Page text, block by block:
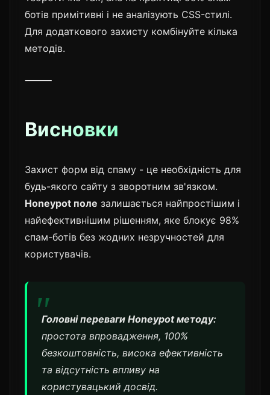
ботів примітивні і не аналізують CSS-стилі.
Для додаткового захисту комбінуйте кілька
методів.
⸻
Висновки
Захист форм від спаму - це необхідність для
будь-якого сайту з зворотним зв'язком.
Honeypot поле залишається найпростішим і
найефективнішим рішенням, яке блокує 98%
спам-ботів без жодних незручностей для
користувачів.
Головні переваги Honeypot методу:
простота впровадження, 100%
безкоштовність, висока ефективність
та відсутність впливу на
користувацький досвід.